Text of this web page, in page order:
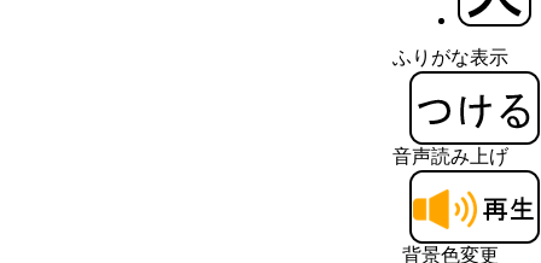
ふりがな表示
音声読み上げ
背景色変更